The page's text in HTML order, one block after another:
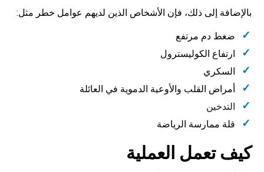
بالإضافة إلى ذلك، فإن الأشخاص الذين لديهم عوامل خطر مثل:
ضغط دم مرتفع
ارتفاع الكوليسترول
السكري
أمراض القلب والأوعية الدموية في العائلة
التدخين
قلة ممارسة الرياضة
كيف تعمل العملية